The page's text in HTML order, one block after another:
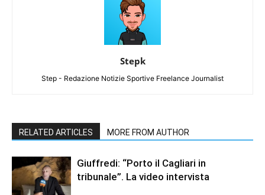
Stepk
Step - Redazione Notizie Sportive Freelance Journalist
RELATED ARTICLES MORE FROM AUTHOR
Giuffredi: “Porto il Cagliari in
tribunale”. La video intervista